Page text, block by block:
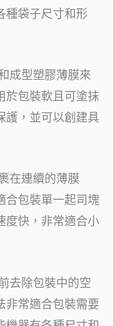
種袋子尺寸和形
成型塑膠薄膜來
於包裝軟且可塗抹
護，並可以創建具
在連續的薄膜
合包裝單一起司塊
度快，非常適合小
去除包裝中的空
非常適合包裝需要